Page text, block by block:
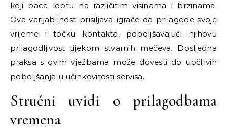
koji baca loptu na različitim visinama i brzinama.
Ova varijabilnost prisiljava igrače da prilagode svoje
vrijeme i točku kontakta, poboljšavajući njihovu
prilagodljivost tijekom stvarnih mečeva. Dosljedna
praksa s ovim vježbama može dovesti do uočljivih
poboljšanja u učinkovitosti servisa.
Stručni uvidi o prilagodbama
vremena